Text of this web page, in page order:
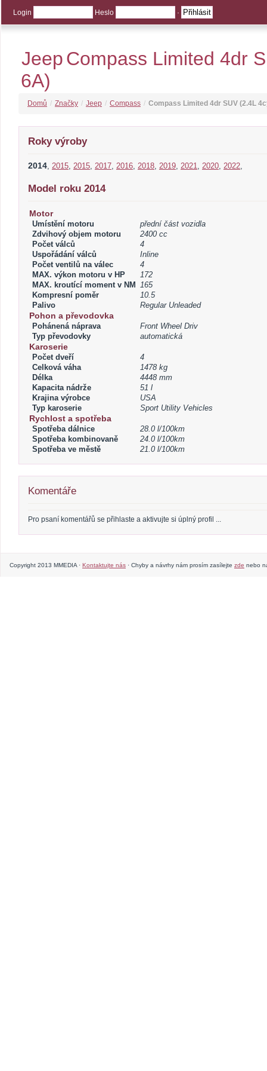
Login Heslo ·
JeepCompass Limited 4dr
6A)
Domů / Značky / Jeep / Compass / Compass Limited 4dr SUV (2.4L
Roky výroby
2014, 2015, 2015, 2017, 2016, 2018, 2019, 2021, 2020, 2022,
Model roku 2014
Motor
Umístění motoru
přední část vozidla
Zdvihový objem motoru
2400 cc
Počet válců
4
Uspořádání válců
Inline
Počet ventilů na válec
4
MAX. výkon motoru v HP
172
MAX. kroutící moment v NM 165
Kompresní poměr
10.5
Palivo
Regular Unleaded
Pohon a převodovka
Pohánená náprava
Front Wheel Driv
Typ převodovky
automatická
Karoserie
Počet dveří
4
Celková váha
1478 kg
Délka
4448 mm
Kapacita nádrže
51 l
Krajina výrobce
USA
Typ karoserie
Sport Utility Vehicles
Rychlost a spotřeba
Spotřeba dálnice
28.0 l/100km
Spotřeba kombinovaně
24.0 l/100km
Spotřeba ve městě
21.0 l/100km
Komentáře
Pro psaní komentářů se přihlaste a aktivujte si úplný profil ...
Copyright 2013 MMEDIA · Kontaktujte nás · Chyby a návrhy nám prosím zasílejte zde nebo